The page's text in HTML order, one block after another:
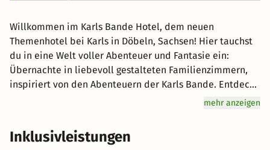
Willkommen im Karls Bande Hotel, dem neuen
Themenhotel bei Karls in Döbeln, Sachsen! Hier tauchst
du in eine Welt voller Abenteuer und Fantasie ein:
Übernachte in liebevoll gestalteten Familienzimmern,
inspiriert von den Abenteuern der Karls Bande. Entdecke
spannende Details aus ihren Trickfilmen und Hörspielen.
Erdbeerrettung oder Tierhilfe, begleitet von viel Spaß
und saftigen Erdbeeren als Belohnung. Ob für ein
mehr anzeigen
Inklusivleistungen